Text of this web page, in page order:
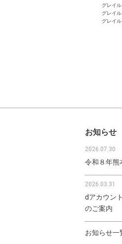
グレイル
グレイル
グレイル
お知らせ
2026.07.30
令和８年熊
2026.03.31
dアカウン
のご案内
お知らせ一